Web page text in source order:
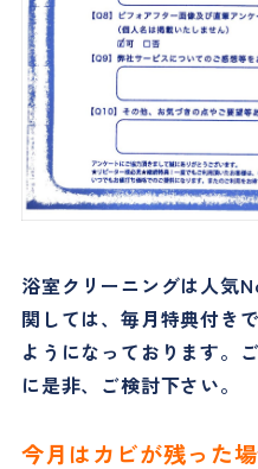
浴室クリーニングは人気
関しては、毎月特典付き
ようになっております。
に是非、ご検討下さい。
今月はカビが残った